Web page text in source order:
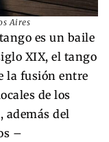
Aires
es un baile
XIX, el tango
la fusión entre
de los
además del
–